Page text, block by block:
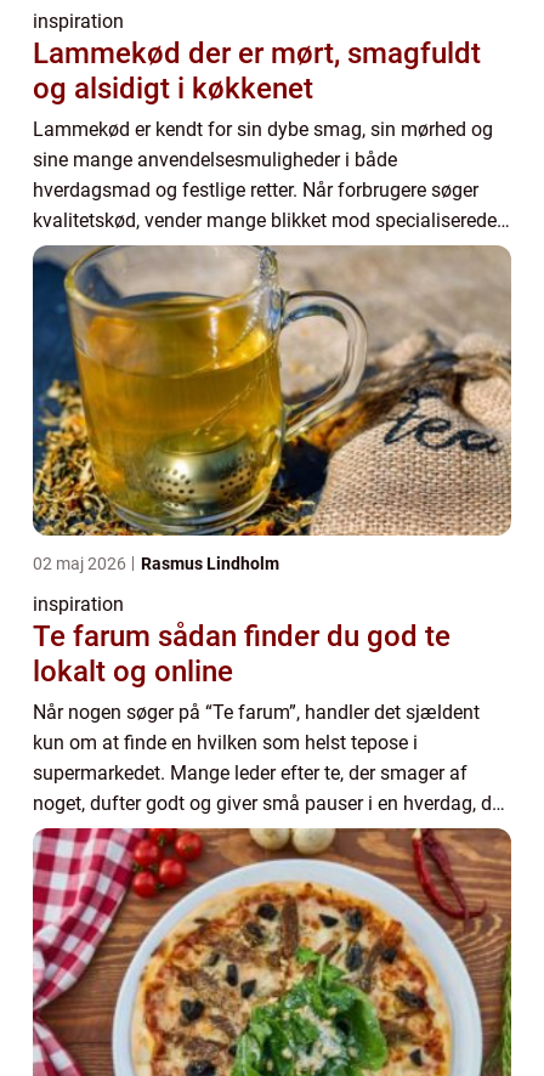
inspiration
Lammekød der er mørt, smagfuldt
og alsidigt i køkkenet
Lammekød er kendt for sin dybe smag, sin mørhed og
sine mange anvendelsesmuligheder i både
hverdagsmad og festlige retter. Når forbrugere søger
kvalitetskød, vender mange blikket mod specialiserede
slagtere som...
02 maj 2026 Rasmus Lindholm
inspiration
Te farum sådan finder du god te
lokalt og online
Når nogen søger på “Te farum”, handler det sjældent
kun om at finde en hvilken som helst tepose i
supermarkedet. Mange leder efter te, der smager af
noget, dufter godt og giver små pauser i en hverdag, der
ofte går stærkt. I Farum og omeg...